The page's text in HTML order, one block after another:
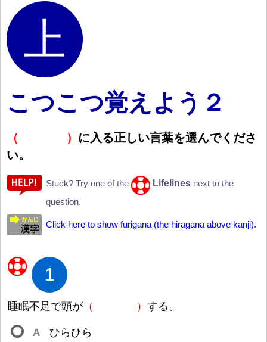
こつこつ覚えよう２
（ ） に入 る正しい言葉を選んでくださ
い。
Stuck? Try one of the Lifelines next to the
question.
Click here to show furigana (the hiragana above kanji).
1
睡眠不足 で頭が （ ） する。
A
ひらひら